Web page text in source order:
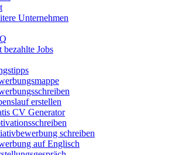
Unternehmen
bezahlte Jobs
erstellen
CV Generator
schreiben
auf Englisch